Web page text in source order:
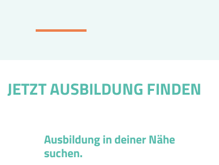
JETZT AUSBILDUNG FINDEN
Ausbildung in deiner Nähe
suchen.